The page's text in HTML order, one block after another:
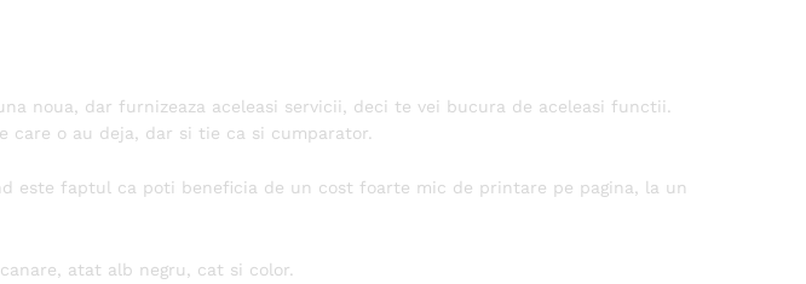
noua, dar furnizeaza aceleasi servicii, deci te vei bucura de aceleasi functii.
o au deja, dar si tie ca si cumparator.
este faptul ca poti beneficia de un cost foarte mic de printare pe pagina, la un
atat alb negru, cat si color.